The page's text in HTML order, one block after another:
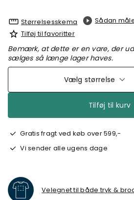
Størrelsesskema
Sådan
Tilføj til favoritter
Bemærk, at dette er en vare, der
sælges så længe lager haves.
Vælg størrelse
Tilføj til kurv
Gratis fragt ved køb over 599,-
Vi sender alle ugens dage
Velegnet til både tryk &